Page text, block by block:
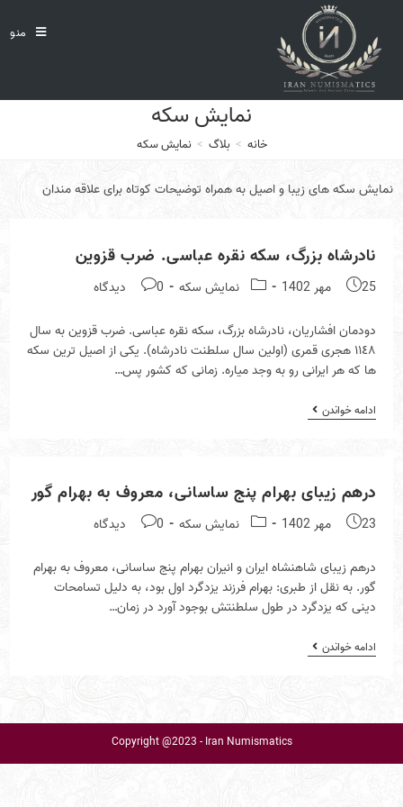
content
منو
نمايش سكه
خانه > بلاگ > نمايش سكه
نمايش سكه هاى زيبا و اصيل به همراه توضيحات كوتاه براى علاقه مندان
نادرشاه بزرگ، سكه نقره عباسى. ضرب قزوين
Post
25 مهر 1402
Post نمايش سكه
Post
0 دیدگاه
دودمان افشاريان، نادرشاه بزرگ، سكه نقره عباسى. ضرب قزوين به سال
١١٤٨ هجرى قمرى (اولين سال سلطنت نادرشاه). يكى از اصيل ترين سكه
ها كه هر ايرانى رو به وجد مياره. زمانى كه كشور پس…
ادامه خواندننادرشاه
بزرگ،
ضرب
قزوين
درهم زيباى بهرام پنج ساسانى، معروف به بهرام گور
Post
23 مهر 1402
Post نمايش سكه
Post
0 دیدگاه
درهم زيباى شاهنشاه ايران و انيران بهرام پنج ساسانى، معروف به بهرام
گور. ‎به نقل از طبرى: بهرام فرزند يزدگرد اول بود، به دليل تسامحات
دينى كه يزدگرد در طول سلطنتش بوجود آورد در زمان…
ادامه خواندندرهم
زيباى
معروف
گور
Copyright @2023 - Iran Numismatics